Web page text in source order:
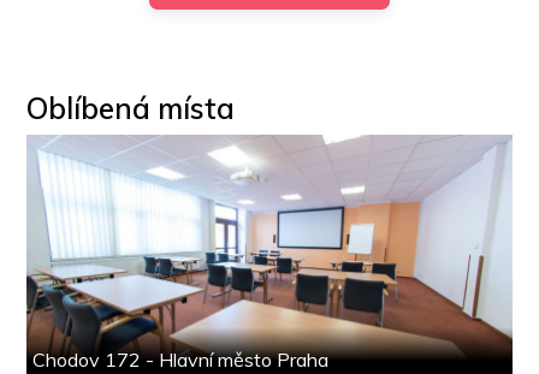
Oblíbená místa
Chodov 172 - Hlavní město Praha